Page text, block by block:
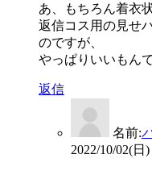
あ、もちろん着衣
返信コス用の見せ
のですが、
やっぱりいいもん
返信
名前:
2022/10/02(日)